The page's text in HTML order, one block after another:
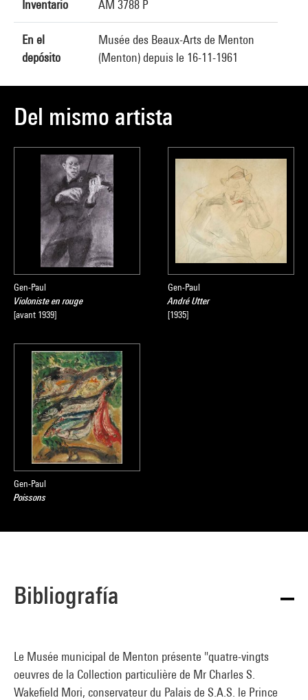
Inventario AM 3788 P
En el
depósito
Musée des Beaux-Arts de Menton
(Menton) depuis le 16-11-1961
Del mismo artista
Gen-Paul
Violoniste en rouge
[avant 1939]
Gen-Paul
André Utter
[1935]
Gen-Paul
Poissons
Bibliografía
Le Musée municipal de Menton présente "quatre-vingts
oeuvres de la Collection particulière de Mr Charles S.
Wakefield Mori, conservateur du Palais de S.A.S. le Prince